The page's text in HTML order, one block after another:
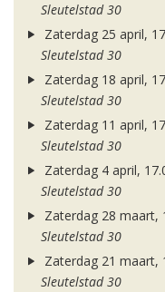
Sleutelstad 30
Zaterdag 25 april,
Sleutelstad 30
Zaterdag 18 april,
Sleutelstad 30
Zaterdag 11 april,
Sleutelstad 30
Zaterdag 4 april,
Sleutelstad 30
Zaterdag 28 maart,
Sleutelstad 30
Zaterdag 21 maart,
Sleutelstad 30